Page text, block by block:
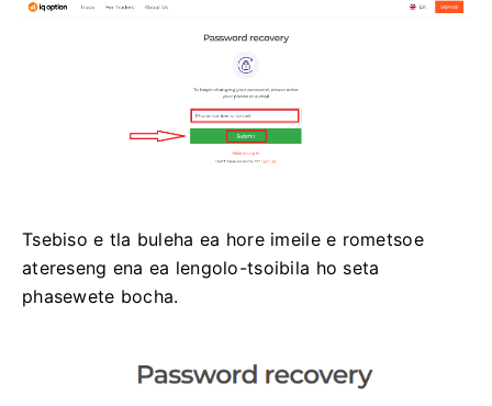
Tsebiso e tla buleha ea hore imeile e rometsoe
atereseng ena ea lengolo-tsoibila ho seta
phasewete bocha.